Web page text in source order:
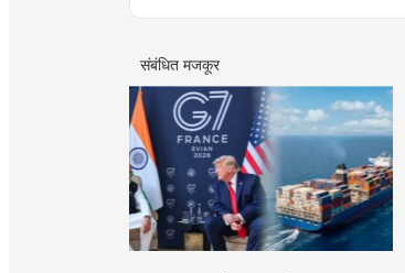
संबंधित मजकूर